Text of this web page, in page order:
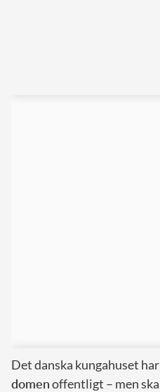
Det danska kungahuset
domenoffentligt – men